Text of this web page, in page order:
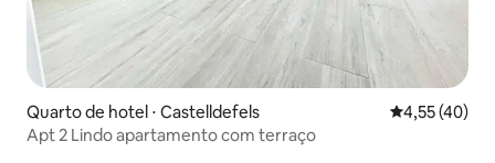
Quarto de hotel ⋅ Castelldefels 4,55 de uma
4,55 (40)
Apt 2 Lindo apartamento com terraço